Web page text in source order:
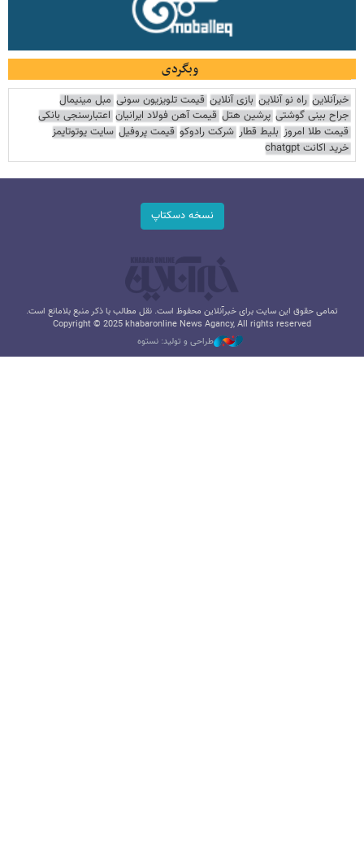
وبگردی
خبرآنلاین راه نو آنلاین بازی آنلاین قیمت تلویزیون سونی مبل مینیمال
جراح بینی گوشتی پرشین هتل قیمت آهن فولاد ایرانیان اعتبارسنجی بانکی
قیمت طلا امروز بلیط قطار شرکت رادوکو قیمت پروفیل سایت یوتوتایمز
خرید اکانت chatgpt
نسخه دسکتاپ
تمامی حقوق این سایت برای خبرآنلاین محفوظ است. نقل مطالب با ذکر منبع بلامانع است.
Copyright © 2025 khabaronline News Agancy, All rights reserved
طراحی و تولید: نستوه